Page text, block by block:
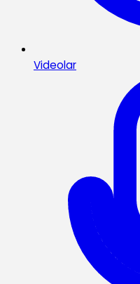
Videolar